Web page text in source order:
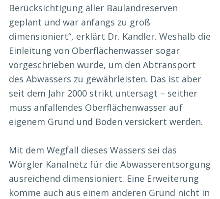
Berücksichtigung aller Baulandreserven
geplant und war anfangs zu groß
dimensioniert“, erklärt Dr. Kandler. Weshalb die
Einleitung von Oberflächenwasser sogar
vorgeschrieben wurde, um den Abtransport
des Abwassers zu gewährleisten. Das ist aber
seit dem Jahr 2000 strikt untersagt – seither
muss anfallendes Oberflächenwasser auf
eigenem Grund und Boden versickert werden.
Mit dem Wegfall dieses Wassers sei das
Wörgler Kanalnetz für die Abwasserentsorgung
ausreichend dimensioniert. Eine Erweiterung
komme auch aus einem anderen Grund nicht in